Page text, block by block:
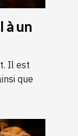
à un
Il est
que